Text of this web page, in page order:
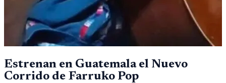
Estrenan en Guatemala el Nuevo
Corrido de Farruko Pop